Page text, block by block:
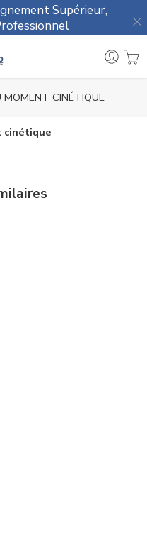
Supérieur,
MOMENT CINÉTIQUE
cinétique